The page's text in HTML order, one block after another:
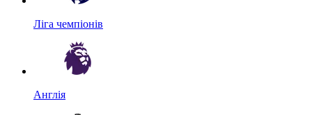
Ліга чемпіонів
Англія